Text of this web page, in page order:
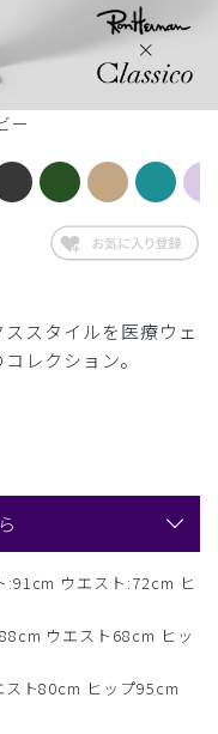
ー
スタイルを医療ウェ
レクション。
:91cm ウエスト:72cm ヒ
ウエスト68cm ヒッ
スト80cm ヒップ95cm